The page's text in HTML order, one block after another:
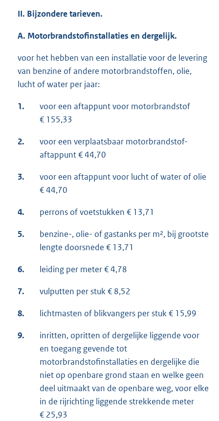
II. Bijzondere tarieven.
A. Motorbrandstofinstallaties en dergelijk.
voor het hebben van een installatie voor de levering
van benzine of andere motorbrandstoffen, olie,
lucht of water per jaar:
1.
voor een aftappunt voor motorbrandstof
€ 155,33
2.
voor een verplaatsbaar motorbrandstof-
aftappunt € 44,70
3.
voor een aftappunt voor lucht of water of olie
€ 44,70
4. perrons of voetstukken € 13,71
5.
benzine-, olie- of gastanks per m², bij grootste
lengte doorsnede € 13,71
6. leiding per meter € 4,78
7. vulputten per stuk € 8,52
8. lichtmasten of blikvangers per stuk € 15,99
9.
inritten, opritten of dergelijke liggende voor
en toegang gevende tot
motorbrandstofinstallaties en dergelijke die
niet op openbare grond staan en welke geen
deel uitmaakt van de openbare weg, voor elke
in de rijrichting liggende strekkende meter
€ 25,93